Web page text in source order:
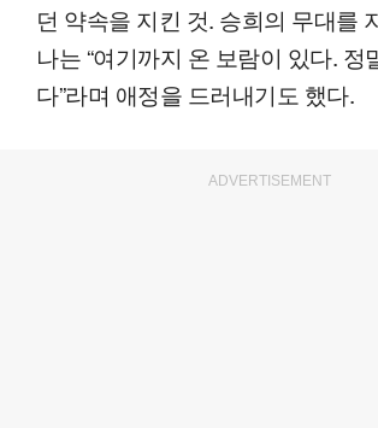
던 약속을 지킨 것. 승희의 무대를
나는 “여기까지 온 보람이 있다. 정
다”라며 애정을 드러내기도 했다.
ADVERTISEMENT